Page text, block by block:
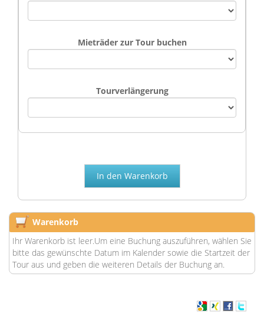
Mieträder zur Tour buchen
Tourverlängerung
Warenkorb
Ihr Warenkorb ist leer.Um eine Buchung auszuführen, wählen Sie
bitte das gewünschte Datum im Kalender sowie die Startzeit der
Tour aus und geben die weiteren Details der Buchung an.